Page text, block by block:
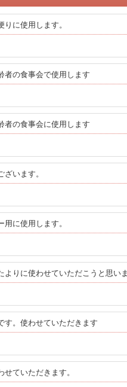
に使用します。
者の食事会で使用します
者の食事会に使用します
います。
に使用します。
りに使わせていただこうと思いま
す。使わせていただきます
ていただきます。